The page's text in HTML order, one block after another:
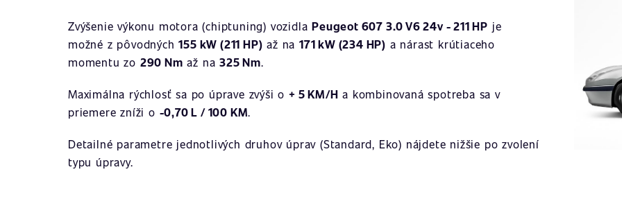
Zvýšenie výkonu motora (chiptuning) vozidlaPeugeot 607 3.0 V6 24v - 211 HP je
možné z pôvodných155 kW (211 HP) až na171 kW (234 HP) a nárast krútiaceho
momentu zo 290 Nm až na325 Nm.
Maximálna rýchlosť sa po úprave zvýši o + 5 KM/H a kombinovaná spotreba sa v
priemere zníži o -0,70 L / 100 KM.
Detailné parametre jednotlivých druhov úprav (Standard, Eko) nájdete nižšie po zvolení
typu úpravy.